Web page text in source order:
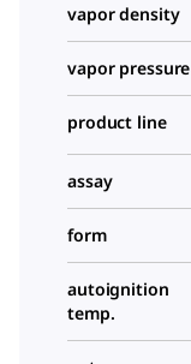
vapor density
vapor pressure
product line
assay
form
autoignition
temp.